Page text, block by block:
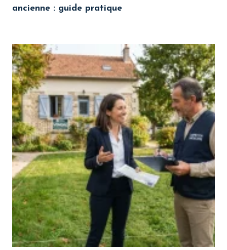
ancienne : guide pratique